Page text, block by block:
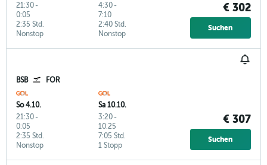
21:30-
0:05
Nonstop
2:35 Std.
4:30-
7:10
Nonstop
2:40 Std.
€ 302
Suchen
BSB FOR
So 4.10.
21:30-
0:05
Nonstop
2:35 Std.
Sa 10.10.
3:20-
10:25
1 Stopp
7:05 Std.
€ 307
Suchen